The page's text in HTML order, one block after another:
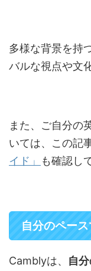
多様な背景を持
バルな視点や文
また、ご自分の
いては、この記
イド」
も確認し
自分のペー
Camblyは、 自